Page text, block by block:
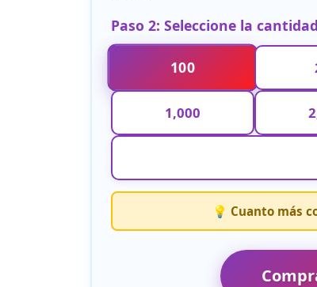
Paso 2: Seleccione la
100
1,000
💡 Cuanto más